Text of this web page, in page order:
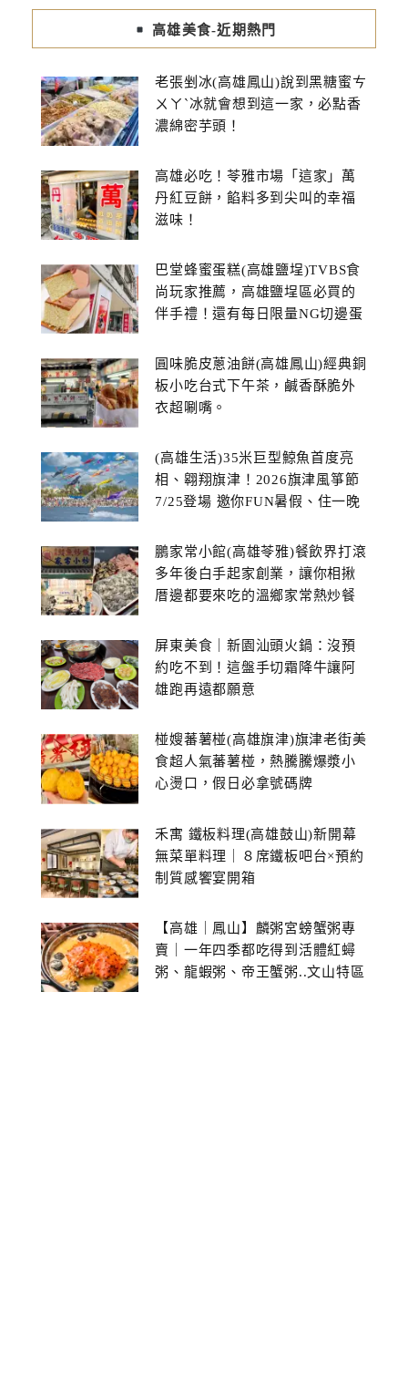
高雄美食-近期熱門
老張剉冰(高雄鳳山)說到黑糖蜜ㄘ
ㄨㄚˋ冰就會想到這一家，必點香
濃綿密芋頭！
高雄必吃！苓雅市場「這家」萬
丹紅豆餅，餡料多到尖叫的幸福
滋味！
巴堂蜂蜜蛋糕(高雄鹽埕)TVBS食
尚玩家推薦，高雄鹽埕區必買的
伴手禮！還有每日限量NG切邊蛋
圓味脆皮蔥油餅(高雄鳳山)經典銅
板小吃台式下午茶，鹹香酥脆外
衣超唰嘴。
(高雄生活)35米巨型鯨魚首度亮
相、翱翔旗津！2026旗津風箏節
7/25登場 邀你FUN暑假、住一晚
鵬家常小館(高雄苓雅)餐飲界打滾
多年後白手起家創業，讓你相揪
厝邊都要來吃的溫鄉家常熱炒餐
屏東美食｜新園汕頭火鍋：沒預
約吃不到！這盤手切霜降牛讓阿
雄跑再遠都願意
椪嫂蕃薯椪(高雄旗津)旗津老街美
食超人氣蕃薯椪，熱騰騰爆漿小
心燙口，假日必拿號碼牌
禾寓 鐵板料理(高雄鼓山)新開幕
無菜單料理｜８席鐵板吧台×預約
制質感饗宴開箱
【高雄｜鳳山】麟粥宮螃蟹粥專
賣｜一年四季都吃得到活體紅蟳
粥、龍蝦粥、帝王蟹粥..文山特區